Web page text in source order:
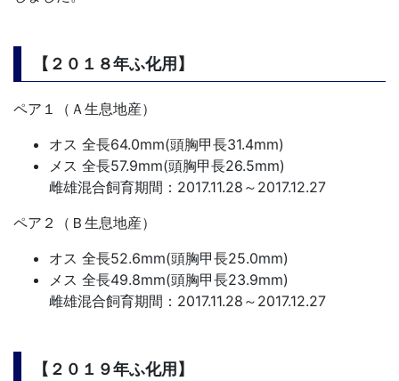
【２０１８年ふ化用】
ペア１（Ａ生息地産）
オス 全長64.0mm(頭胸甲長31.4mm)
メス 全長57.9mm(頭胸甲長26.5mm)
雌雄混合飼育期間：2017.11.28～2017.12.27
ペア２（Ｂ生息地産）
オス 全長52.6mm(頭胸甲長25.0mm)
メス 全長49.8mm(頭胸甲長23.9mm)
雌雄混合飼育期間：2017.11.28～2017.12.27
【２０１９年ふ化用】